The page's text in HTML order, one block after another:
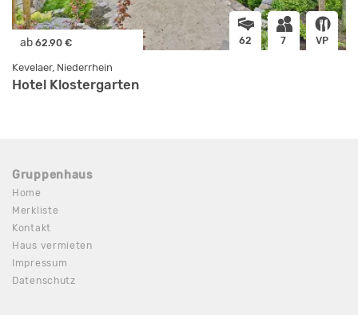
ab 62.90 € 62 7 VP
Kevelaer, Niederrhein
Hotel Klostergarten
Gruppenhaus
Home
Merkliste
Kontakt
Haus vermieten
Impressum
Datenschutz